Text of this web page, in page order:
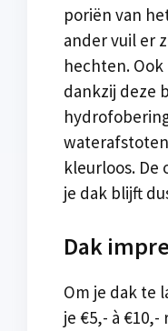
poriën van
ander vuil er
hechten.
dankzij deze
kleurloos. De
je dak blijft
Dak
Om je dak te
je €5,- à